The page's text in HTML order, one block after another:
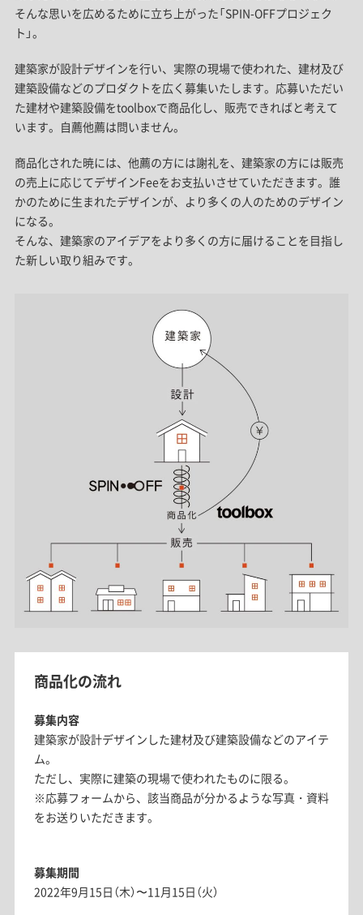
そんな思いを広めるために立ち上がった「SPIN-OFFプロジェク
ト」。
建築家が設計デザインを行い、実際の現場で使われた、建材及び
建築設備などのプロダクトを広く募集いたします。応募いただい
た建材や建築設備をtoolboxで商品化し、販売できればと考えて
います。自薦他薦は問いません。
商品化された暁には、他薦の方には謝礼を、建築家の方には販売
の売上に応じてデザインFeeをお支払いさせていただきます。誰
かのために生まれたデザインが、より多くの人のためのデザイン
になる。
そんな、建築家のアイデアをより多くの方に届けることを目指し
た新しい取り組みです。
商品化の流れ
募集内容
建築家が設計デザインした建材及び建築設備などのアイテ
ム。
ただし、実際に建築の現場で使われたものに限る。
※応募フォームから、該当商品が分かるような写真・資料
をお送りいただきます。
募集期間
2022年9月15日（木）〜11月15日（火）